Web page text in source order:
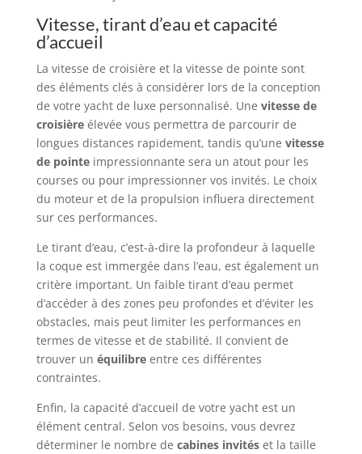
Vitesse, tirant d’eau et capacité
d’accueil
La vitesse de croisière et la vitesse de pointe sont
des éléments clés à considérer lors de la conception
de votre yacht de luxe personnalisé. Une vitesse de
croisièreélevée vous permettra de parcourir de
longues distances rapidement, tandis qu’une vitesse
de pointeimpressionnante sera un atout pour les
courses ou pour impressionner vos invités. Le choix
du moteur et de la propulsion influera directement
sur ces performances.
Le tirant d’eau, c’est-à-dire la profondeur à laquelle
la coque est immergée dans l’eau, est également un
critère important. Un faible tirant d’eau permet
d’accéder à des zones peu profondes et d’éviter les
obstacles, mais peut limiter les performances en
termes de vitesse et de stabilité. Il convient de
trouver un équilibreentre ces différentes
contraintes.
Enfin, la capacité d’accueil de votre yacht est un
élément central. Selon vos besoins, vous devrez
déterminer le nombre de cabines invitéset la taille